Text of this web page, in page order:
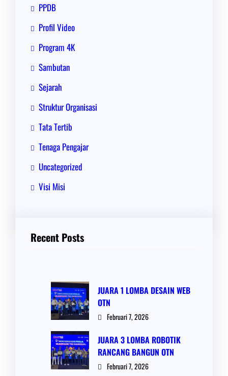
PPDB
Profil Video
Program 4K
Sambutan
Sejarah
Struktur Organisasi
Tata Tertib
Tenaga Pengajar
Uncategorized
Visi Misi
Recent Posts
JUARA 1 LOMBA DESAIN WEB
OTN
Februari 7, 2026
JUARA 3 LOMBA ROBOTIK
RANCANG BANGUN OTN
Februari 7, 2026